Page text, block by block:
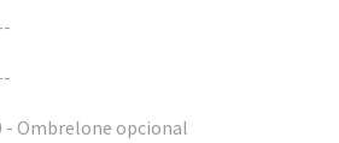
- Ombrelone opcional